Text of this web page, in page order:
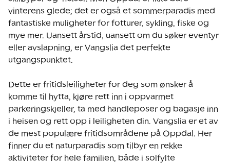
vinterens glede; det er også et sommerparadis med
fantastiske muligheter for fotturer, sykling, fiske og
mye mer. Uansett årstid, uansett om du søker eventyr
eller avslapning, er Vangslia det perfekte
utgangspunktet.
Dette er fritidsleiligheter for deg som ønsker å
komme til hytta, kjøre rett inn i oppvarmet
parkeringskjeller, ta med handleposer og bagasje inn
i heisen og rett opp i leiligheten din. Vangslia er et av
de mest populære fritidsområdene på Oppdal. Her
finner du et naturparadis som tilbyr en rekke
aktiviteter for hele familien, både i solfylte